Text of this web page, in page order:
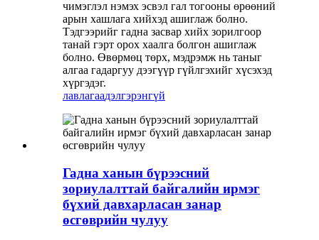
чимэглэл нэмэх эсвэл гал тогооны өрөөний
арын хашлага хийхэд ашиглаж болно.
Тэдгээрийг гадна засвар хийх зорилгоор
танай гэрт орох хаалга болгон ашиглаж
болно. Өвөрмөц төрх, мэдрэмж нь таныг
алгаа гадаргуу дээгүүр гүйлгэхийг хүсэхэд
хүргэдэг.
лавлагаадэлгэрэнгүй
Гадна ханын бүрээсний
зориулалттай байгалийн ирмэг
бүхий давхарласан занар
өсгөврийн чулуу